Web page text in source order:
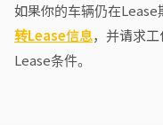
如果你的车辆仍在
转Lease信息，并请求
Lease条件。